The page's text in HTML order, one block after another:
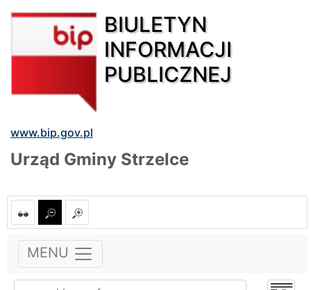
BIULETYN
INFORMACJI
PUBLICZNEJ
www.bip.gov.pl
Urząd Gminy Strzelce
MENU